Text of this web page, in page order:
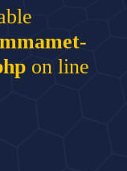
on line